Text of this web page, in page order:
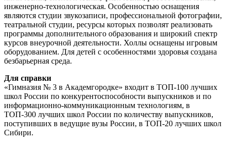
инженерно-технологическая. Особенностью оснащения
являются студии звукозаписи, профессиональной фотографии,
театральной студии, ресурсы которых позволят реализовать
программы дополнительного образования и широкий спектр
курсов внеурочной деятельности. Холлы оснащены игровым
оборудованием. Для детей с особенностями здоровья создана
безбарьерная среда.
Для справки
«Гимназия № 3 в Академгородке» входит в ТОП-100 лучших
школ России по конкурентоспособности выпускников и по
информационно-коммуникационным технологиям, в
ТОП-300 лучших школ России по количеству выпускников,
поступивших в ведущие вузы России, в ТОП-20 лучших школ
Сибири.